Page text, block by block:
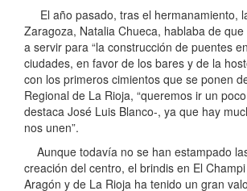
El año pasado, tras el hermanamiento,
Zaragoza, Natalia Chueca, hablaba de
a servir para “la construcción de puentes
ciudades, en favor de los bares y de la
con los primeros cimientos que se ponen
Regional de La Rioja, “queremos ir un
destaca José Luis Blanco-, ya que hay
nos unen”.
Aunque todavía no se han estampado
creación del centro, el brindis en El
Aragón y de La Rioja ha tenido un gran